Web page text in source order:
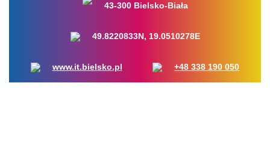
43-300 Bielsko-Biała
49.8220833N, 19.0510278E
www.it.bielsko.pl +48 338 190 050